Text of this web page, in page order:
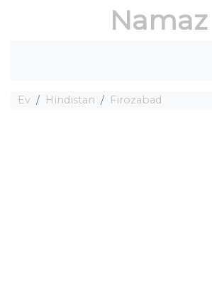
Namaz
Ev Hindistan Firozabad